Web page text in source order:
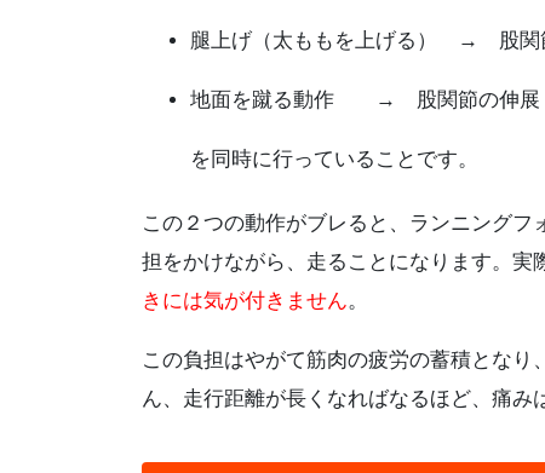
腿上げ（太ももを上げる） → 股関
地面を蹴る動作 → 股関節の伸展
を同時に行っていることです。
この２つの動作がブレると、ランニング
担をかけながら、走ることになります。実
きには気が付きません。
この負担はやがて筋肉の疲労の蓄積とな
ん、走行距離が長くなればなるほど、痛み